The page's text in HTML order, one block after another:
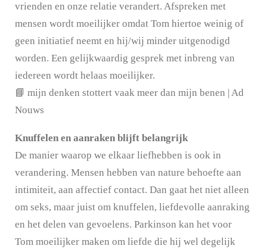
vrienden en onze relatie verandert. Afspreken met
mensen wordt moeilijker omdat Tom hiertoe weinig of
geen initiatief neemt en hij/wij minder uitgenodigd
worden. Een gelijkwaardig gesprek met inbreng van
iedereen wordt helaas moeilijker.
📘 mijn denken stottert vaak meer dan mijn benen | Ad
Nouws
Knuffelen en aanraken blijft belangrijk
De manier waarop we elkaar liefhebben is ook in
verandering. Mensen hebben van nature behoefte aan
intimiteit, aan affectief contact. Dan gaat het niet alleen
om seks, maar juist om knuffelen, liefdevolle aanraking
en het delen van gevoelens. Parkinson kan het voor
Tom moeilijker maken om liefde die hij wel degelijk